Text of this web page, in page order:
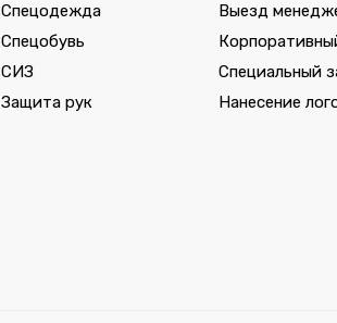
Спецодежда
Спецобувь
СИЗ
Защита рук
Выезд
Специальный
Нанесение